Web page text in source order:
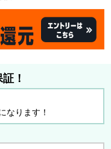
！
なります！